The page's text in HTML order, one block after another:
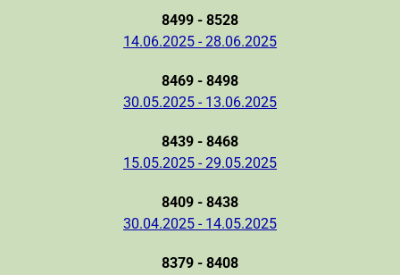
8499 - 8528
14.06.2025 - 28.06.2025
8469 - 8498
30.05.2025 - 13.06.2025
8439 - 8468
15.05.2025 - 29.05.2025
8409 - 8438
30.04.2025 - 14.05.2025
8379 - 8408